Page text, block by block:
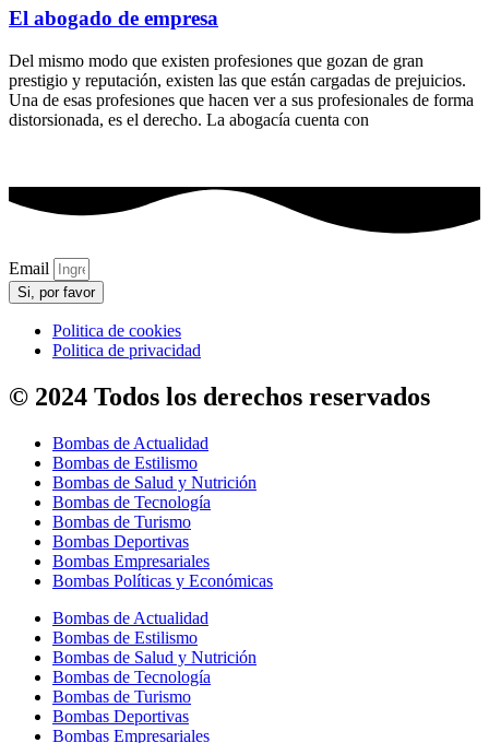
El abogado de empresa
Del mismo modo que existen profesiones que gozan de gran
prestigio y reputación, existen las que están cargadas de prejuicios.
Una de esas profesiones que hacen ver a sus profesionales de forma
distorsionada, es el derecho. La abogacía cuenta con
Email
Si, por favor
Politica de cookies
Politica de privacidad
© 2024 Todos los derechos reservados
Bombas de Actualidad
Bombas de Estilismo
Bombas de Salud y Nutrición
Bombas de Tecnología
Bombas de Turismo
Bombas Deportivas
Bombas Empresariales
Bombas Políticas y Económicas
Bombas de Actualidad
Bombas de Estilismo
Bombas de Salud y Nutrición
Bombas de Tecnología
Bombas de Turismo
Bombas Deportivas
Bombas Empresariales